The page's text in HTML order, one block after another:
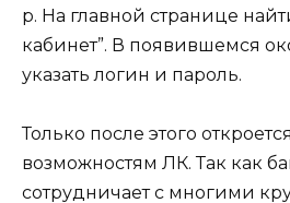
p. На главной странице
кабинет”. В появившемся
указать логин и пароль.
Только после этого
возможностям ЛК. Так как
сотрудничает с многими